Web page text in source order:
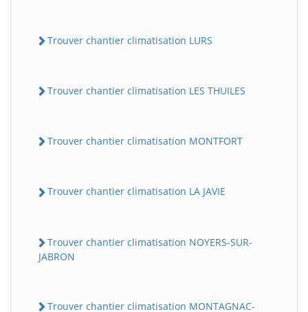
Trouver chantier climatisation LURS
Trouver chantier climatisation LES THUILES
Trouver chantier climatisation MONTFORT
Trouver chantier climatisation LA JAVIE
Trouver chantier climatisation NOYERS-SUR-
JABRON
Trouver chantier climatisation MONTAGNAC-